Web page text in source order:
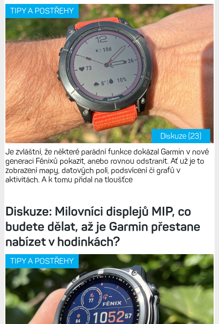
TIPY A POSTŘEHY
Diskuze (23)
Je zvláštní, že některé parádní funkce dokázal Garmin v nové
generaci Fénixů pokazit, anebo rovnou odstranit. Ať už je to
zobrazení mapy, datových polí, podsvícení či grafů v
aktivitách. A k tomu přidal na tloušťce
Diskuze: Milovníci displejů MIP, co
budete dělat, až je Garmin přestane
nabízet v hodinkách?
TIPY A POSTŘEHY